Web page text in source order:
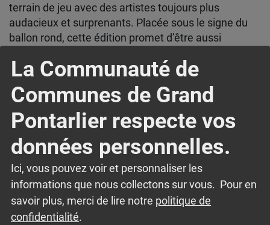
La Communauté de
Communes de Grand
Pontarlier respecte vos
données personnelles.
Ici, vous pouvez voir et personnaliser les
informations que nous collectons sur vous. Pour en
savoir plus, merci de lire notre politique de
confidentialité.
terrain de jeu avec des artistes toujours plus
audacieux et surprenants. Placée sous le signe du
ballon rond, cette édition promet d’être aussi
l’énergie communicative des cuivres de la fanfare.